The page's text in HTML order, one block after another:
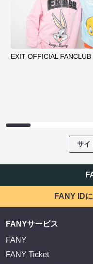
EXIT OFFICIAL
サイ
FANY ID
FANYサービス
FANY
FANY Ticket